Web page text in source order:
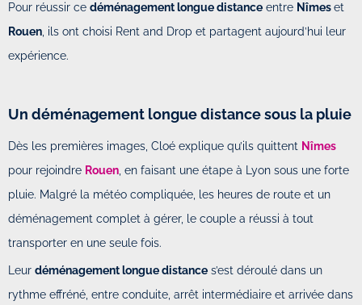
Pour réussir ce déménagement longue distance entre Nîmeset
Rouen , ils ont choisi Rent and Drop et partagent aujourd’hui leur
expérience.
Un déménagement longue distance sous la pluie
Dès les premières images, Cloé explique qu’ils quittent Nîmes
pour rejoindre Rouen , en faisant une étape à Lyon sous une forte
pluie. Malgré la météo compliquée, les heures de route et un
déménagement complet à gérer, le couple a réussi à tout
transporter en une seule fois.
Leur déménagement longue distance s’est déroulé dans un
rythme effréné, entre conduite, arrêt intermédiaire et arrivée dans